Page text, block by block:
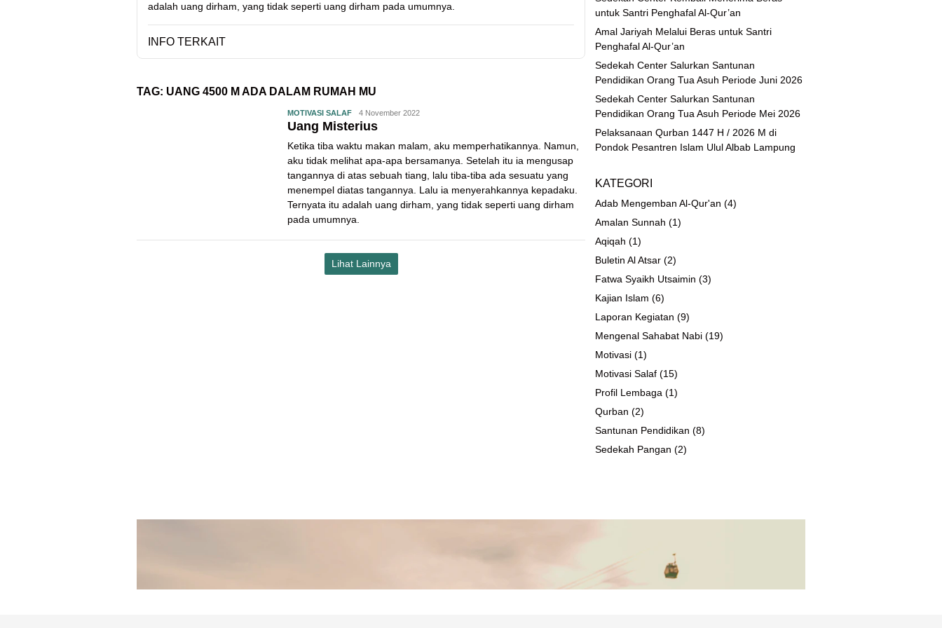
adalah uang dirham, yang tidak seperti uang dirham pada umumnya.
INFO TERKAIT
TAG: UANG 4500 M ADA DALAM RUMAH MU
MOTIVASI SALAF 4 November 2022
Uang Misterius
Ketika tiba waktu makan malam, aku memperhatikannya. Namun,
aku tidak melihat apa-apa bersamanya. Setelah itu ia mengusap
tangannya di atas sebuah tiang, lalu tiba-tiba ada sesuatu yang
menempel diatas tangannya. Lalu ia menyerahkannya kepadaku.
Ternyata itu adalah uang dirham, yang tidak seperti uang dirham
pada umumnya.
Lihat Lainnya
untuk Santri Penghafal Al-Qur’an
Amal Jariyah Melalui Beras untuk Santri
Penghafal Al-Qur’an
Sedekah Center Salurkan Santunan
Pendidikan Orang Tua Asuh Periode Juni 2026
Sedekah Center Salurkan Santunan
Pendidikan Orang Tua Asuh Periode Mei 2026
Pelaksanaan Qurban 1447 H / 2026 M di
Pondok Pesantren Islam Ulul Albab Lampung
KATEGORI
Adab Mengemban Al-Qur'an (4)
Amalan Sunnah (1)
Aqiqah (1)
Buletin Al Atsar (2)
Fatwa Syaikh Utsaimin (3)
Kajian Islam (6)
Laporan Kegiatan (9)
Mengenal Sahabat Nabi (19)
Motivasi (1)
Motivasi Salaf (15)
Profil Lembaga (1)
Qurban (2)
Santunan Pendidikan (8)
Sedekah Pangan (2)